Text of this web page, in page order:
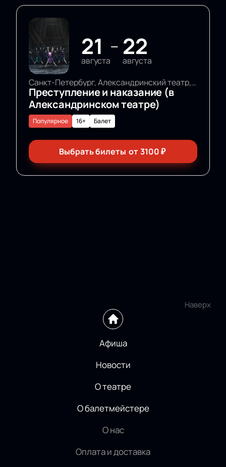
21
августа
— 22
августа
Санкт-Петербург, Александринский театр, Основная сцена
Преступление и наказание (в
Александринском театре)
16+ Балет
Популярное
Выбрать билеты от 3100₽
Наверх
Афиша
Новости
О театре
О балетмейстере
О нас
Оплата и доставка